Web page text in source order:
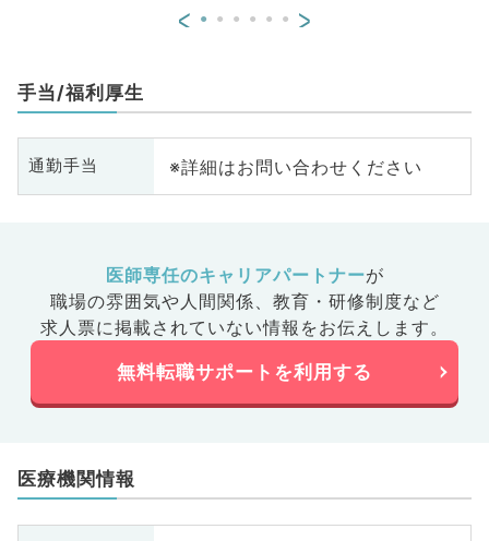
< >
手当/福利厚生
通勤手当 ※詳細はお問い合わせください
医師専任のキャリアパートナーが
職場の雰囲気や人間関係、 教育・研修制度など
求人票に掲載されていない情報をお伝えします。
無料転職サポートを利用する
医療機関情報